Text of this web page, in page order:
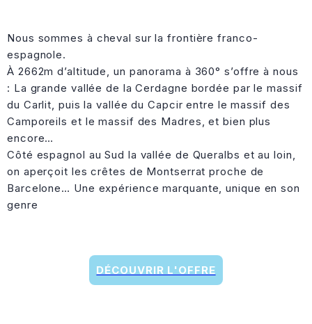
Nous sommes à cheval sur la frontière franco-
espagnole.
À 2662m d’altitude, un panorama à 360° s’offre à nous
: La grande vallée de la Cerdagne bordée par le massif
du Carlit, puis la vallée du Capcir entre le massif des
Camporeils et le massif des Madres, et bien plus
encore…
Côté espagnol au Sud la vallée de Queralbs et au loin,
on aperçoit les crêtes de Montserrat proche de
Barcelone… Une expérience marquante, unique en son
genre
DÉCOUVRIR L'OFFRE